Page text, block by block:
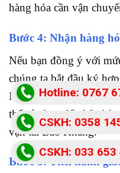
hàng hóa cần vận
Bước 4: Nhận hàng
Nếu bạn đồng ý với
chúng ta bắt đầu ký
Nhà xe vận tải Bảo
thể của bạn để nhận
vận tải Bảo Khang.
Bước 5: Tiến hành
Hotline: 0767
87
CSKH: 033 653
CSKH: 0358